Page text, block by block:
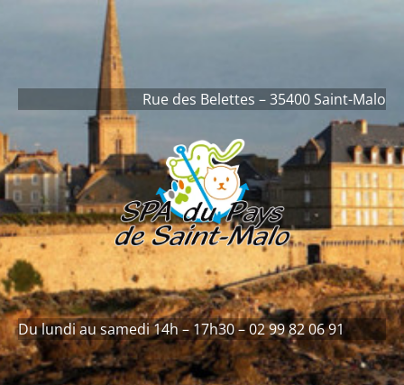
Rue des Belettes – 35400 Saint-Malo
Du lundi au samedi 14h – 17h30 – 02 99 82 06 91